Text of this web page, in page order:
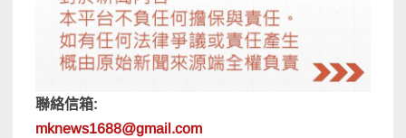
聯絡信箱:
mknews1688@gmail.com